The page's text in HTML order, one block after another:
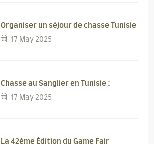
Organiser un séjour de chasse Tunisie
17 May 2025
Chasse au Sanglier en Tunisie :
17 May 2025
La 42ème Édition du Game Fair